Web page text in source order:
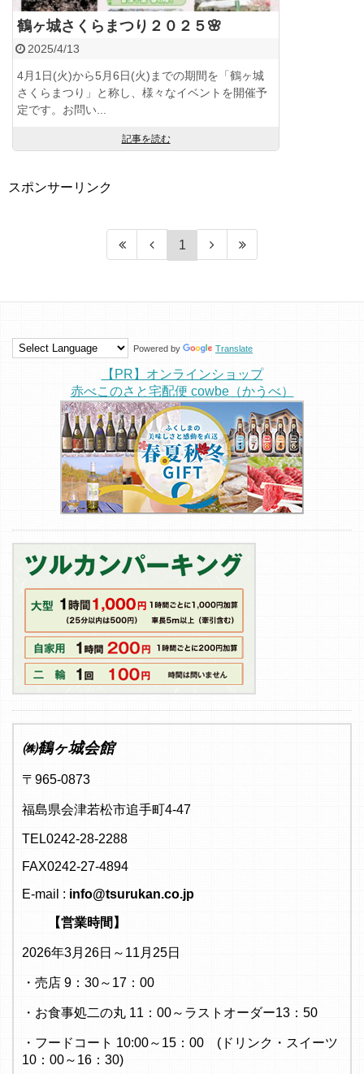
鶴ヶ城さくらまつり２０２５🌸
2025/4/13
4月1日(火)から5月6日(火)までの期間を「鶴ヶ城
さくらまつり」と称し、様々なイベントを開催予
定です。お問い...
記事を読む
スポンサーリンク
1
Powered by Translate
【PR】オンラインショップ
赤べこのさと宅配便 cowbe（かうべ）
㈱鶴ヶ城会館
〒965-0873
福島県会津若松市追手町4-47
TEL0242-28-2288
FAX0242-27-4894
E-mail : info@tsurukan.co.jp
【営業時間】
2026年3月26日～11月25日
・売店 9：30～17：00
・お食事処二の丸 11：00～ラストオーダー13：50
・フードコート 10:00～15：00 (ドリンク・スイーツ
10：00～16：30)